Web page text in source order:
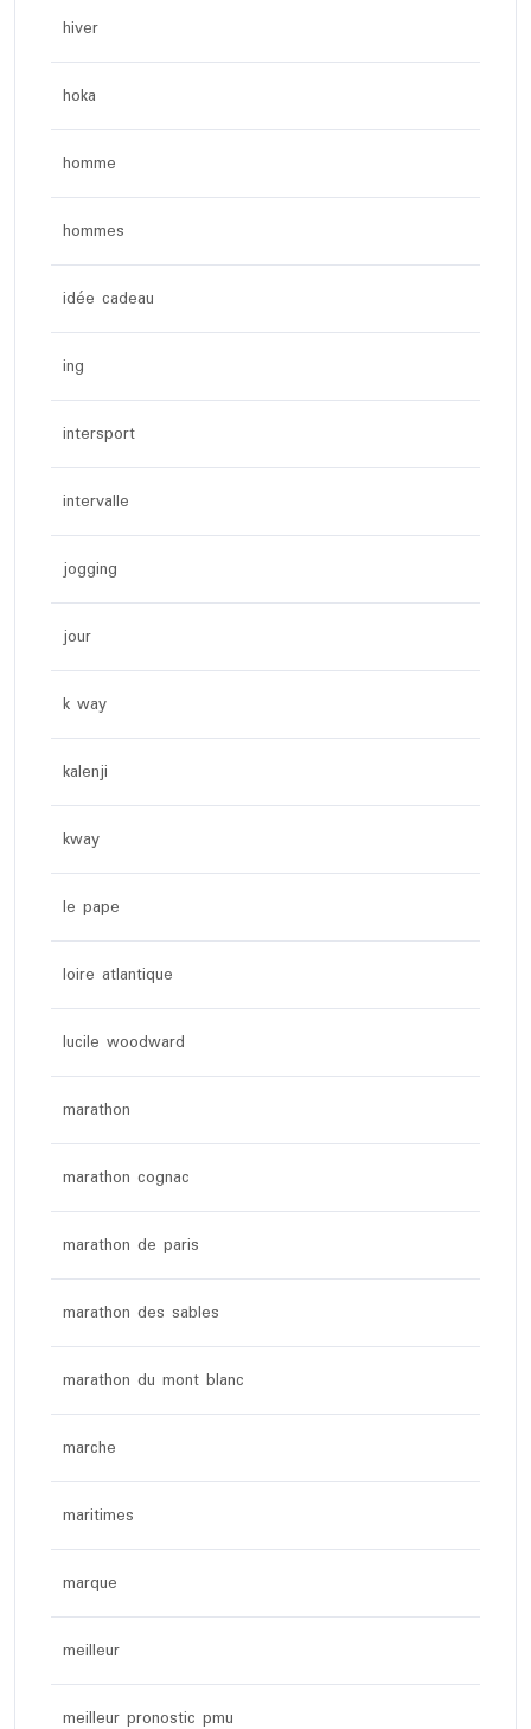
hiver
hoka
homme
hommes
idée cadeau
ing
intersport
intervalle
jogging
jour
k way
kalenji
kway
le pape
loire atlantique
lucile woodward
marathon
marathon cognac
marathon de paris
marathon des sables
marathon du mont blanc
marche
maritimes
marque
meilleur
meilleur pronostic pmu